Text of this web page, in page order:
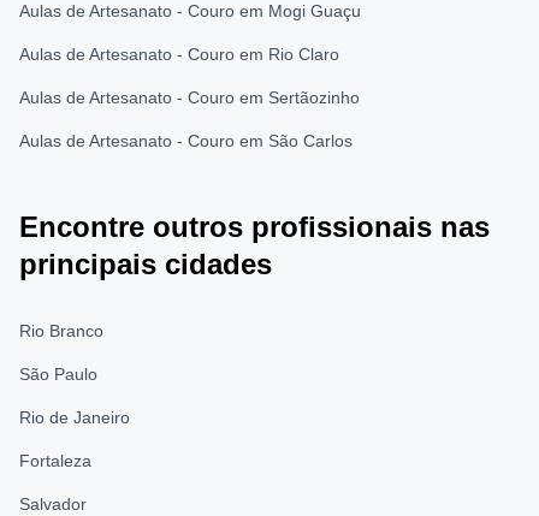
Aulas de Artesanato - Couro em Mogi Guaçu
Aulas de Artesanato - Couro em Rio Claro
Aulas de Artesanato - Couro em Sertãozinho
Aulas de Artesanato - Couro em São Carlos
Encontre outros profissionais nas
principais cidades
Rio Branco
São Paulo
Rio de Janeiro
Fortaleza
Salvador